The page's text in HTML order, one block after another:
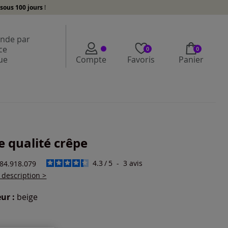
sous 100 jours !
par
Compte
0
Favoris
0
Panier
qualité crêpe
4.3 / 5 - 3avis
description >
: beige
une couleur :